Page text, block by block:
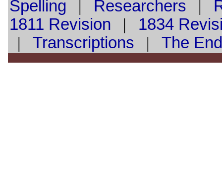
Spelling | Researchers |
1811 Revision | 1834
| Transcriptions | The End